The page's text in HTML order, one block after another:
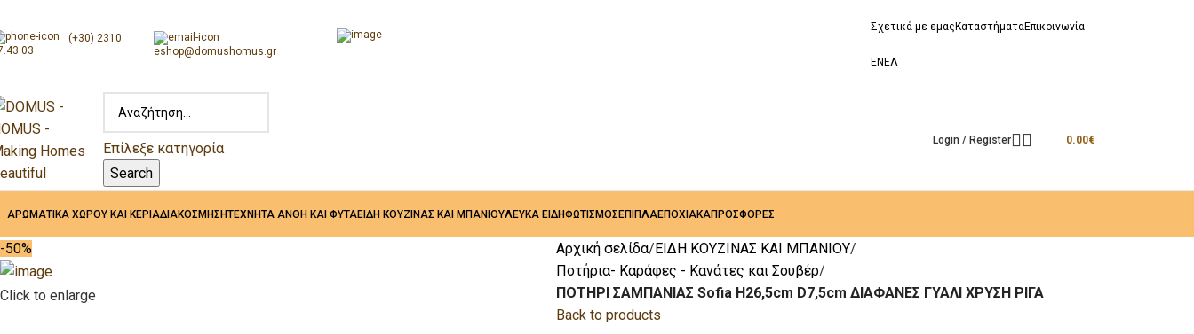
(+30) 2310
eshop@domushomus.gr
Σχετικά με εμας ΚαταστήματαΕπικοινωνία
EN ΕΛ
Επίλεξε κατηγορία
Search
Login / Register 0.00€
ΑΡΩΜΑΤΙΚΑ ΧΩΡΟΥ ΚΑΙ ΚΕΡΙΑΔΙΑΚΟΣΜΗΣΗΤΕΧΝΗΤΑ ΑΝΘΗ ΚΑΙ ΦΥΤΑΕΙΔΗ ΚΟΥΖΙΝΑΣ ΚΑΙ ΜΠΑΝΙΟΥΛΕΥΚΑ ΕΙΔΗΦΩΤΙΣΜΟΣ ΕΠΙΠΛΑΕΠΟΧΙΑΚΑΠΡΟΣΦΟΡΕΣ
-50%
Click to enlarge
Αρχική σελίδα ΕΙΔΗ ΚΟΥΖΙΝΑΣ ΚΑΙ ΜΠΑΝΙΟΥ
Ποτήρια- Καράφες - Κανάτες και Σουβέρ
ΠΟΤΗΡΙ ΣΑΜΠΑΝΙΑΣ Sofia H26,5cm D7,5cm ΔΙΑΦΑΝΕΣ ΓΥΑΛΙ ΧΡΥΣΗ ΡΙΓΑ
Back to products